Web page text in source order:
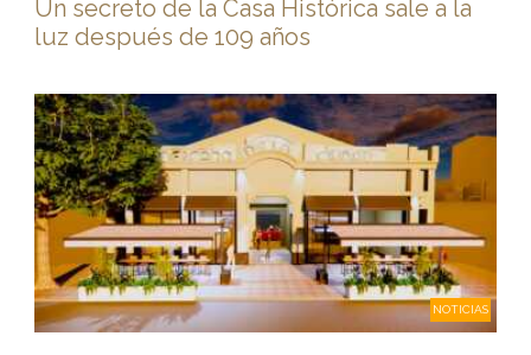
Un secreto de la Casa Histórica sale a la
luz después de 109 años
NOTICIAS